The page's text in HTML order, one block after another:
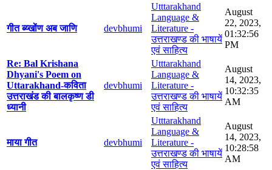
गीत ब्य्खोंण अब जाणि devbhumi
Utttarakhand
Language &
Literature -
उत्तराखण्ड की भाषायें
एवं साहित्य
August
22, 2023,
01:32:56
PM
Re: Bal Krishana
Dhyani's Poem on
Uttarakhand-कविता
उत्तराखंड की बालकृष्ण डी
ध्यानी
devbhumi
Utttarakhand
Language &
Literature -
उत्तराखण्ड की भाषायें
एवं साहित्य
August
14, 2023,
10:32:35
AM
माया गीत devbhumi
Utttarakhand
Language &
Literature -
उत्तराखण्ड की भाषायें
एवं साहित्य
August
14, 2023,
10:28:58
AM